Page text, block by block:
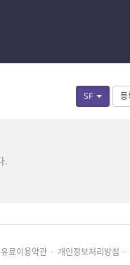
SF 등
.
유료이용약관 · 개인정보처리방침 ·